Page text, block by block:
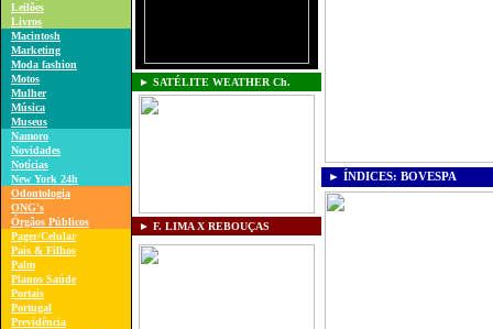
Leilões
Livros
Macintosh
Marketing
Moda fashion
Motos
Mulher
Música
Museus
Namoro
Novidades
Notícias
New York 24h
Odontologia
ONG's
Órgãos Públicos
Pager/Celular
Pais & Filhos
Palm
Planos Saúde
Portais
Portugal
Previdência
► SATÉLITE WEATHER Ch.
► F. LIMA X REBOUÇAS
► ÍNDICES: BOVESPA